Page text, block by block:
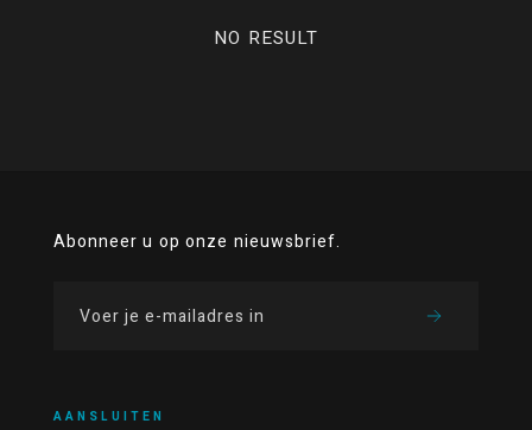
NO RESULT
Abonneer u op onze nieuwsbrief.
AANSLUITEN